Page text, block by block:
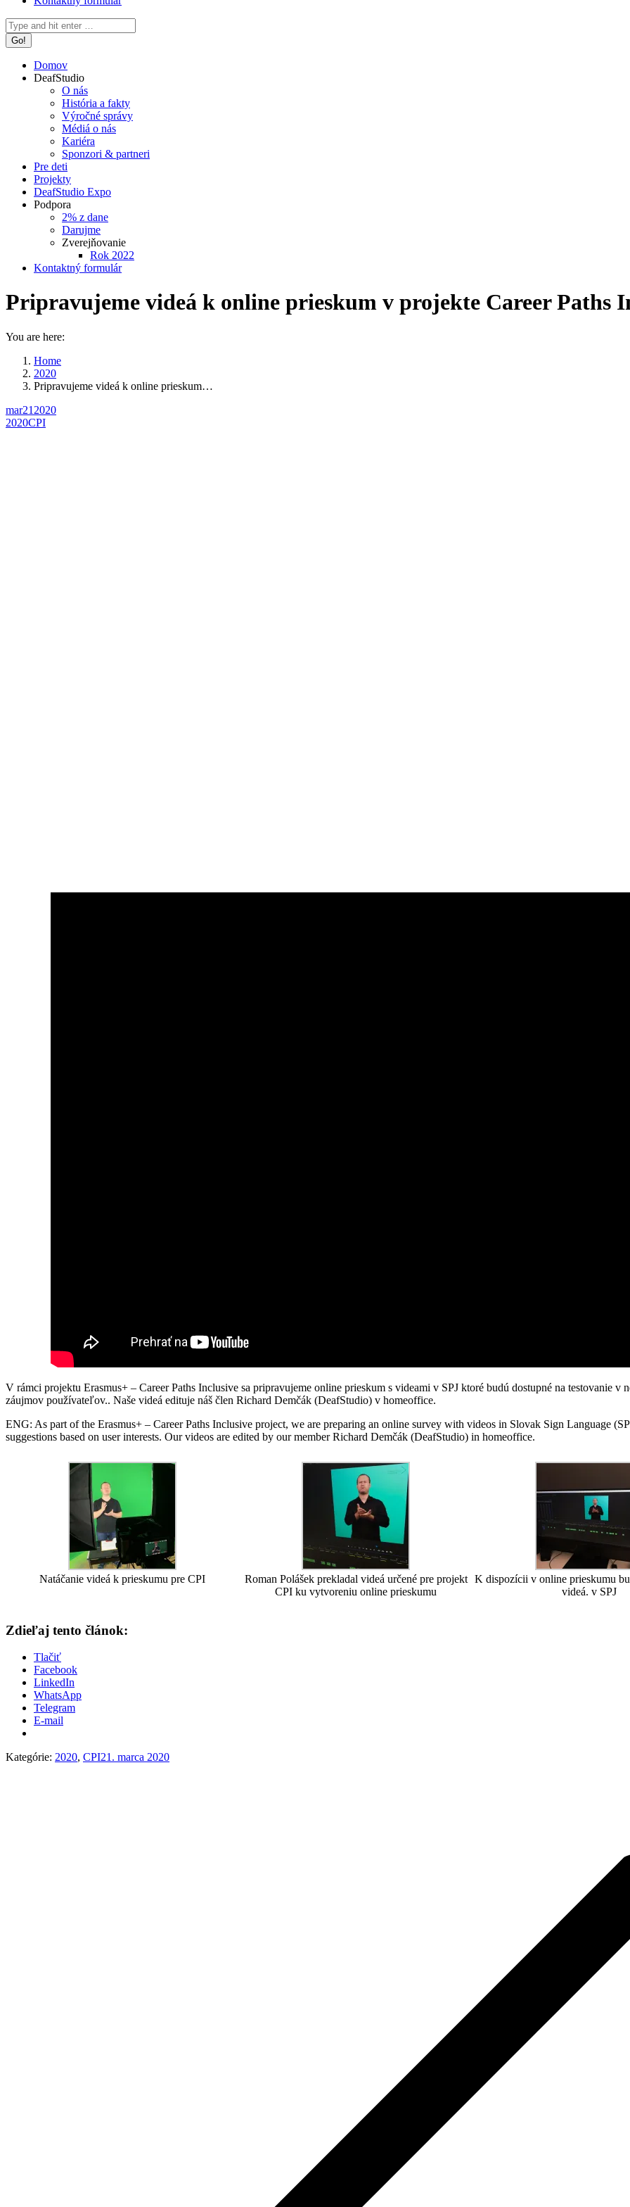
Search:
Domov
DeafStudio
O nás
História a fakty
Výročné správy
Médiá o nás
Kariéra
Sponzori & partneri
Pre deti
Projekty
DeafStudio Expo
Podpora
2% z dane
Darujme
Zverejňovanie
Rok 2022
Kontaktný formulár
Pripravujeme videá k online prieskum v projekte Career Paths
You are here:
Home
2020
Pripravujeme videá k online prieskum…
mar21 2020
2020CPI
V rámci projektu Erasmus+ – Career Paths Inclusive sa pripravujeme online prieskum s videami v SPJ ktoré budú dostupné na testovanie
záujmov používateľov.. Naše videá edituje náš člen Richard Demčák (DeafStudio) v homeoffice.
ENG: As part of the Erasmus+ – Career Paths Inclusive project, we are preparing an online survey with videos in Slovak Sign Language
suggestions based on user interests. Our videos are edited by our member Richard Demčák (DeafStudio) in homeoffice.
Natáčanie videá k prieskumu pre CPI
Roman Polášek prekladal videá určené pre projekt
CPI ku vytvoreniu online prieskumu
K dispozícii v online prieskumu
videá. v SPJ
Zdieľaj tento článok:
Tlačiť
Facebook
LinkedIn
WhatsApp
Telegram
E-mail
Kategórie: 2020, CPI21. marca 2020